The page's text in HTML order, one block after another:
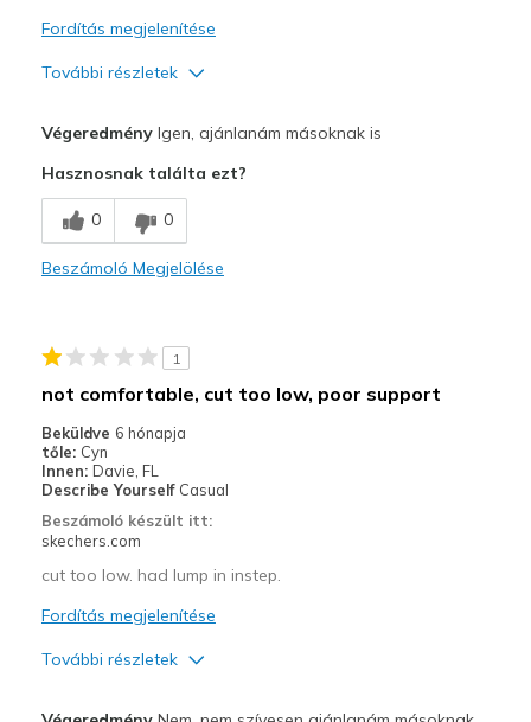
Fordítás megjelenítése
További részletek
Breathe Well
Comfortable
Legjobb használat
Width
Sizing
Feels true to size
View On Shoes
I'm Into Shoes
VégeredményIgen, ajánlanám másoknak is
Hasznosnak találta ezt?
0 0
Beszámoló Megjelölése
1
not comfortable, cut too low, poor support
Beküldve 6 hónapja
tőle: Cyn
Innen: Davie, FL
Describe Yourself Casual
Beszámoló készült itt:
skechers.com
cut too low. had lump in instep.
Fordítás megjelenítése
További részletek